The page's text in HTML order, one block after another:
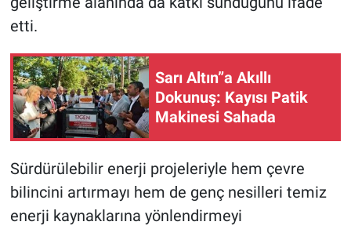
etti.
Sarı Altın”a Akıllı
Dokunuş: Kayısı Patik
Makinesi Sahada
Sürdürülebilir enerji projeleriyle hem çevre
bilincini artırmayı hem de genç nesilleri temiz
enerji kaynaklarına yönlendirmeyi